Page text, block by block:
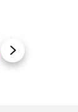
Вперед